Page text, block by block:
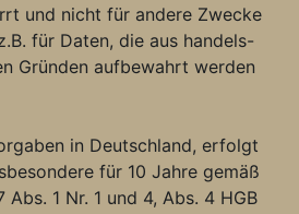
und nicht für andere Zwecke
für Daten, die aus handels-
Gründen aufbewahrt werden
in Deutschland, erfolgt
für 10 Jahre gemäß
Abs. 1 Nr. 1 und 4, Abs. 4 HGB